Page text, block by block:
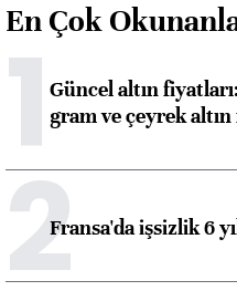
En Çok
1Güncel altın
gram ve çeyrek
2Fransa'da işsizlik 6